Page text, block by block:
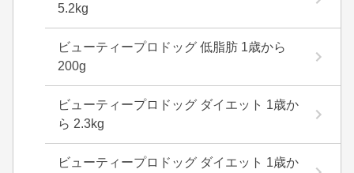
5.2kg
ビューティープロドッグ 低脂肪 1歳から
200g
ビューティープロドッグ ダイエット 1歳か
ら 2.3kg
ビューティープロドッグ ダイエット 1歳か